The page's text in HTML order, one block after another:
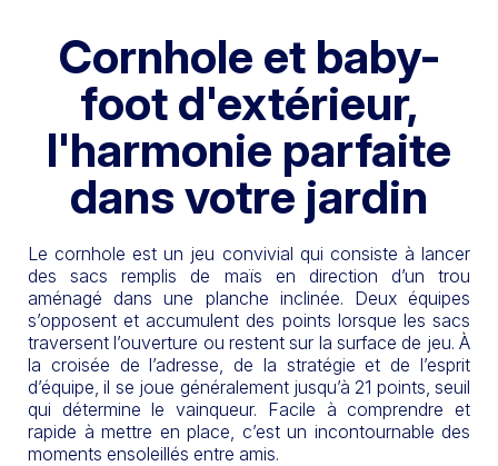
Cornhole et baby-
foot d'extérieur,
l'harmonie parfaite
dans votre jardin
Le cornhole est un jeu convivial qui consiste à lancer
des sacs remplis de maïs en direction d’un trou
aménagé dans une planche inclinée. Deux équipes
s’opposent et accumulent des points lorsque les sacs
traversent l’ouverture ou restent sur la surface de jeu. À
la croisée de l’adresse, de la stratégie et de l’esprit
d’équipe, il se joue généralement jusqu’à 21 points, seuil
qui détermine le vainqueur. Facile à comprendre et
rapide à mettre en place, c’est un incontournable des
moments ensoleillés entre amis.